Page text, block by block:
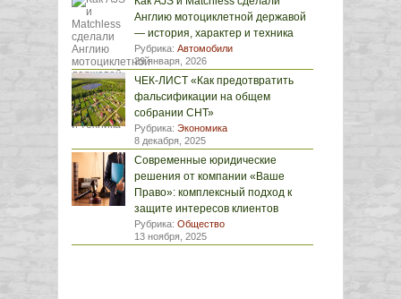
Англию мотоциклетной державой
— история, характер и техника
Рубрика: Автомобили
29 января, 2026
ЧЕК-ЛИСТ «Как предотвратить
фальсификации на общем
собрании СНТ»
Рубрика: Экономика
8 декабря, 2025
Современные юридические
решения от компании «Ваше
Право»: комплексный подход к
защите интересов клиентов
Рубрика: Общество
13 ноября, 2025